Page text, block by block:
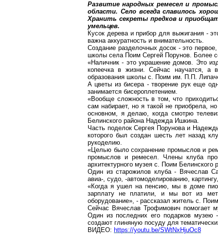
Развитие народных ремесел и
области. Село всегда славилось
Хранить секреты предков и
умельцев.
Кусок дерева и прибор для выжигания -
важна аккуратность и внимательность.
Создание разделочных досок - это
школы села Поим Сергей Порунов. Более
«Наличник - это украшение домов. Это
копеечка в жизни. Сейчас научатся, а
образования школы с. Поим им. П.П.
А цветы из бисера - творение рук еще
занимается бисероплетением.
«Вообще сложность в том, что
сам набирает, но я такой не приобрела,
основном, я делаю, когда смотрю
Белинского района Надежда Ишкина.
Часть поделок Сергея Поруноваи
которого был создан шесть лет назад
рукоделию.
«Целью было сохранение промыслов и
промыслов и ремесел. Члены клуба
архитектурного музея с. Поим Белинского
Один из старожилов клуба - Вячеслав
авиа-, судо, -автомоделированию,
«Когда я ушел на пенсию, мы в доме
зарплату не платили, и мы вот из
оборудование», - рассказал житель с.
Сейчас Вячеслав Трофимович помогает
Один из последних его подарков музею
создают глиняную посуду для
ВИДЕО: https://youtu.be/SWtNxHjuOc8